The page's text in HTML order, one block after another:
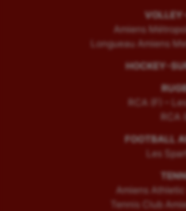
Amiens
Longueau Amiens
HOCKEY-
RCA (F) –
RCA
FOOTBALL
Les
Amiens
Tennis Club